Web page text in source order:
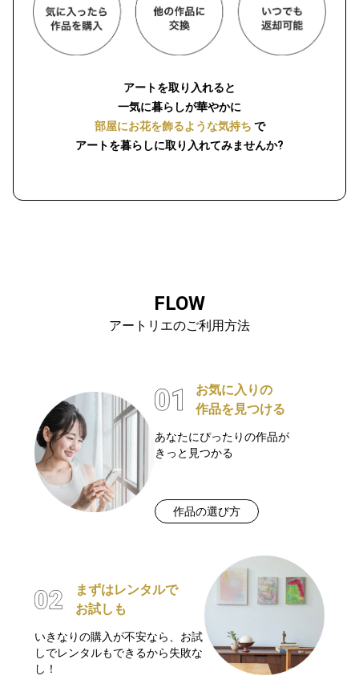
アートを取り入れると
一気に暮らしが華やかに
部屋にお花を飾るような気持ち で
アートを暮らしに取り入れてみませんか?
FLOW
アートリエのご利用方法
お気に入りの
作品を見つける
あなたにぴったりの作品が
きっと見つかる
作品の選び方
まずはレンタルで
お試しも
いきなりの購入が不安なら、お試
しでレンタルもできるから失敗な
し！